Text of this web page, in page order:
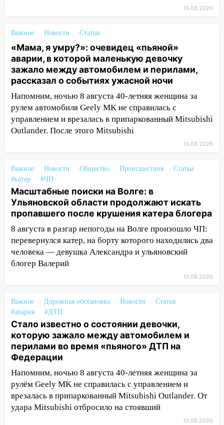
10:15
Соцсети: мотоциклист врезался в
«Калину» в Новом городе
10:11 Во время атаки беспилотников в
Нижнекамске погибли люди: в
республике объявили траур
10:06 За выходные выпало больше
месячной нормы осадков и упало 111
деревьев в Ульяновске
В Кузоватово ураганный ветер
культуры и школы
09:20 Момент падения дерева на
машину в Ульяновске попал на видео
09:16 Утро ульяновских водителей
началось с «глухой» пробки на старом
мосту
09:10
Соцсети: на Московском шоссе в
Ульяновске произошла авария
диспансеризации у 26-летнего парня
выявили онкологию
07:00 Прохладная ночь и ветреный
день: прогноз погоды в Ульяновске 10
августа
06:00 Как разрушительный ураган,
потопы и падающие деревья
парализовали Ульяновскую область: ЧП
за выходные
10.08.2026
Важное Новости Статьи
«Мама, я умру?»: очевидец «пьяной»
аварии, в которой маленькую девочку
зажало между автомобилем и перилами,
рассказал о событиях ужасной ночи
Напомним, ночью 8 августа 40-летняя женщина за
рулем автомобиля Geely MK не справилась с
управлением и врезалась в припаркованный Mitsubishi
Outlander. После этого Mitsubishi
10.08.2026
Важное Новости Общество Происшествия
Статьи
#катер
#ЧП
Масштабные поиски на Волге: в
Ульяновской области продолжают искать
пропавшего после крушения катера блогера
8 августа в разгар непогоды на Волге произошло ЧП:
перевернулся катер, на борту которого находились два
человека — девушка Александра и ульяновский
блогер Валерий
10.08.2026
Важное Дорожная обстановка Новости
Статьи
#авария
#ДТП
Стало известно о состоянии девочки,
которую зажало между автомобилем и
перилами во время «пьяного» ДТП на
Федерации
Напомним, ночью 8 августа 40-летняя женщина за
рулём Geely MK не справилась с управлением и
врезалась в припаркованный Mitsubishi Outlander. От
удара Mitsubishi отбросило на стоявший
10.08.2026